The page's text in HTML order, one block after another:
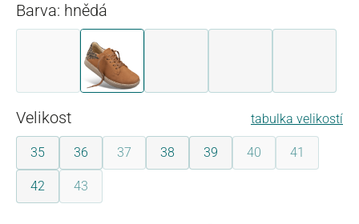
Barva: hnědá
(Tato možnost není momentálně k dispozici.)
hnědá
Vyberte
Velikost tabulka velikostí
35 36 37(Tato možnost není momentálně k dispozici.)
38 39 40(Tato možnost není
41(Tato
42 43(Tato možnost není momentálně k dispozici.)